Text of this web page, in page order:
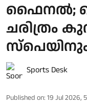
ഫൈനൽ;
ചരിത്രം
Sports Desk
Published on: 19 Jul 2026,